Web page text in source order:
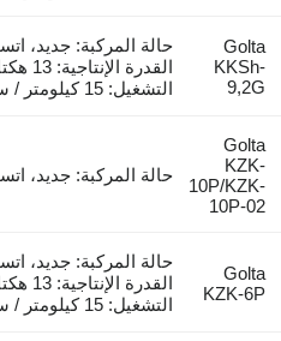
Golta
KKSh-
9,2G
التشغيل: 15 كيلومتر / ساعة
Golta
KZK-
10P/KZK-
10P-02
حالة المركبة: جديد،
Golta
KZK-6P
التشغيل: 15 كيلومتر / ساعة